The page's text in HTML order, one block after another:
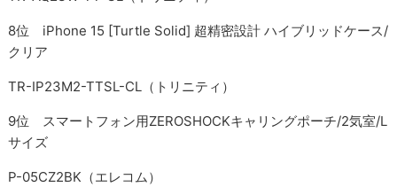
8位 iPhone 15 [Turtle Solid] 超精密設計 ハイブリッドケース/
クリア
TR-IP23M2-TTSL-CL（トリニティ）
9位 スマートフォン用ZEROSHOCKキャリングポーチ/2気室/L
サイズ
P-05CZ2BK（エレコム）